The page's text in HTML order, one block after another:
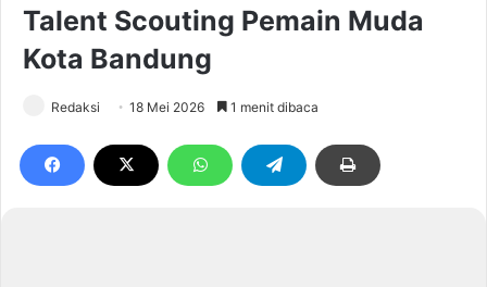
Talent Scouting Pemain Muda
Kota Bandung
Redaksi 18 Mei 2026 1 menit dibaca